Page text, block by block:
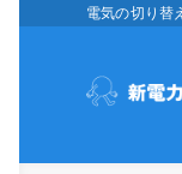
電気の切り替